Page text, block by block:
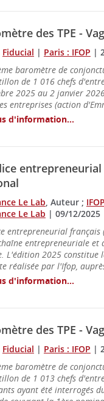
des TPE -
Fiducial | Paris : IFOP |
baromètre de
de 1 016 chefs
2025 au 2 janvier
entreprises (action
d'information...
Le Lab, Auteur ; IFOP
Le Lab | 09/12/2025
entrepreneurial français
entrepreneuriale
L'édition 2025 constitue
réalisée par l'Ifop,
d'information...
des TPE -
Fiducial | Paris : IFOP |
baromètre de
de 1 013 chefs
ayant été interrogés